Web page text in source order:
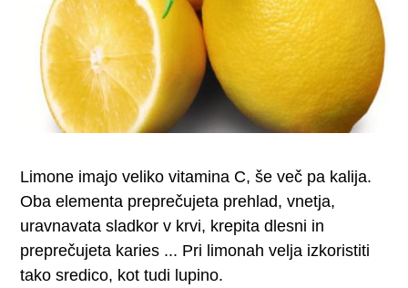
Limone imajo veliko vitamina C, še več pa kalija.
Oba elementa preprečujeta prehlad, vnetja,
uravnavata sladkor v krvi, krepita dlesni in
preprečujeta karies ... Pri limonah velja izkoristiti
tako sredico, kot tudi lupino.